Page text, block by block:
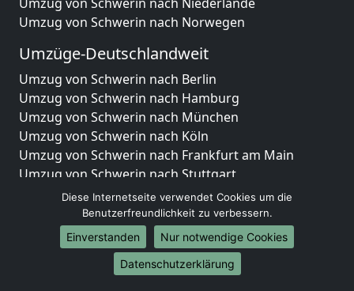
Umzug von Schwerin nach Norwegen
Umzüge-Deutschlandweit
Umzug von Schwerin nach Berlin
Umzug von Schwerin nach Hamburg
Umzug von Schwerin nach München
Umzug von Schwerin nach Köln
Umzug von Schwerin nach Frankfurt am Main
Umzug von Schwerin nach Stuttgart
Umzug von Schwerin nach Düsseldorf
Umzug von Schwerin nach Leipzig
Umzug von Schwerin nach Dortmund
Umzug von Schwerin nach Essen
Umzug von Schwerin nach Bremen
Diese Internetseite verwendet Cookies um die
Benutzerfreundlichkeit zu verbessern.
Einverstanden
Nur notwendige Cookies
Datenschutzerklärung